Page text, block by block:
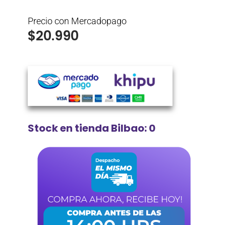
Precio con Mercadopago
$20.990
Stock en tienda Bilbao: 0